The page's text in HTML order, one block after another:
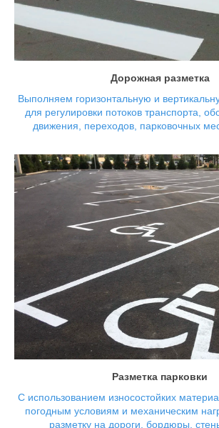
Дорожная разметка
Выполняем горизонтальную и
для регулировки потоков транспорта,
движения, переходов, парковочных
С использованием износостойких
устойчивых к погодным условиям и
нагрузкам, наносим разметку на
Разметка парковки
С использованием износостойких
погодным условиям и механическим
разметку на дороги, бордюры,
Проводим разметку наружных и
индивидуально подбирая
краски и технологии для нанесения